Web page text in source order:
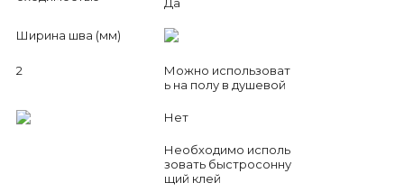
Ширина шва (мм)
2
Можно использоват
ь на полу в душевой
Нет
Необходимо исполь
зовать быстросонну
щий клей